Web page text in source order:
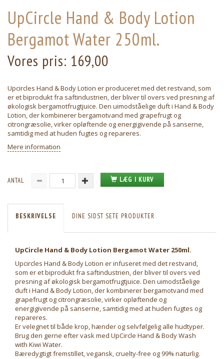
UpCircle Hand & Body Lotion
Bergamot Water 250ml.
Vores pris: 169,00
Upcircles Hand & Body Lotion er produceret med det restvand, som
er et biprodukt fra saftindustrien, der bliver til overs ved presning af
økologisk bergamotfrugtjuice. Den uimodståelige duft i Hand & Body
Lotion, der kombinerer bergamotvand med grapefrugt og
citrongræsolie, virker opløftende og energigivende på sanserne,
samtidig med at huden fugtes og repareres.
Mere information
ANTAL LÆG I KURV
BESKRIVELSE DINE SIDST SETE PRODUKTER
UpCircle Hand & Body Lotion Bergamot Water 250ml.
Upcircles Hand & Body Lotion er infuseret med det restvand,
som er et biprodukt fra saftindustrien, der bliver til overs ved
presning af økologisk bergamotfrugtjuice. Den uimodståelige
duft i Hand & Body Lotion, der kombinerer bergamotvand med
grapefrugt og citrongræsolie, virker opløftende og
energigivende på sanserne, samtidig med at huden fugtes og
repareres.
Er velegnet til både krop, hænder og selvfølgelig alle hudtyper.
Brug den gerne efter vask med UpCircle Hand & Body Wash
with Kiwi Water.
Bæredygtigt fremstillet, vegansk, cruelty-free og 99% naturlig.